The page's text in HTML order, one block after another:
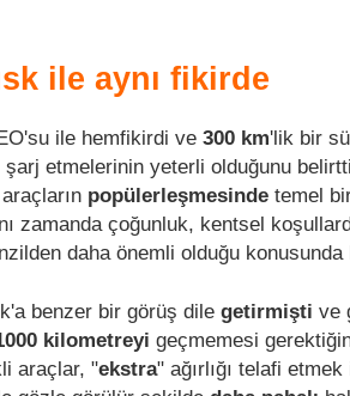
ile aynı fikirde
ile hemfikirdi ve 300 km'lik bir
şarj etmelerinin yeterli olduğunu
popülerleşmesinde temel
zamanda çoğunluk, kentsel
daha önemli olduğu konusunda
benzer bir görüş dile getirmişti ve
kilometreyi geçmemesi
araçlar, "ekstra" ağırlığı telafi